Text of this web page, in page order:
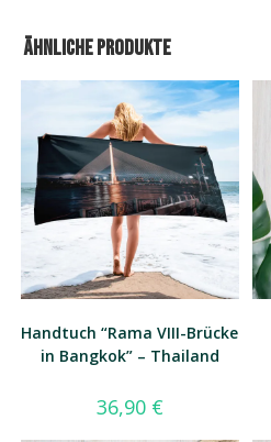
Ähnliche Produkte
Handtuch “Rama VIII-Brücke
in Bangkok” – Thailand
36,90 €